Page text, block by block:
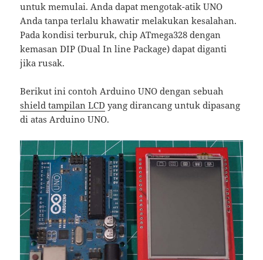
untuk memulai. Anda dapat mengotak-atik UNO
Anda tanpa terlalu khawatir melakukan kesalahan.
Pada kondisi terburuk, chip ATmega328 dengan
kemasan DIP (Dual In line Package) dapat diganti
jika rusak.
Berikut ini contoh Arduino UNO dengan sebuah
shield tampilan LCD yang dirancang untuk dipasang
di atas Arduino UNO.